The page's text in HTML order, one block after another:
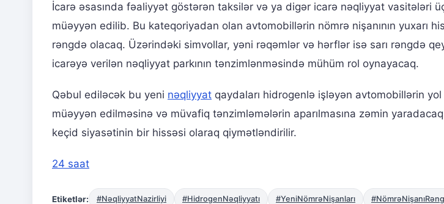
İcarə əsasında fəaliyyət göstərən taksilər və ya digər icarə nəqliyyat vasitələri
müəyyən edilib. Bu kateqoriyadan olan avtomobillərin nömrə nişanının yuxarı
rəngdə olacaq. Üzərindəki simvollar, yəni rəqəmlər və hərflər isə sarı rəngdə
icarəyə verilən nəqliyyat parkının tənzimlənməsində mühüm rol oynayacaq.
Qəbul ediləcək bu yeni nəqliyyat qaydaları hidrogenlə işləyən avtomobillərin
müəyyən edilməsinə və müvafiq tənzimləmələrin aparılmasına zəmin
keçid siyasətinin bir hissəsi olaraq qiymətləndirilir.
24 saat
Etiketlər: #NəqliyyatNazirliyi #HidrogenNəqliyyatı #YeniNömrəNişanları